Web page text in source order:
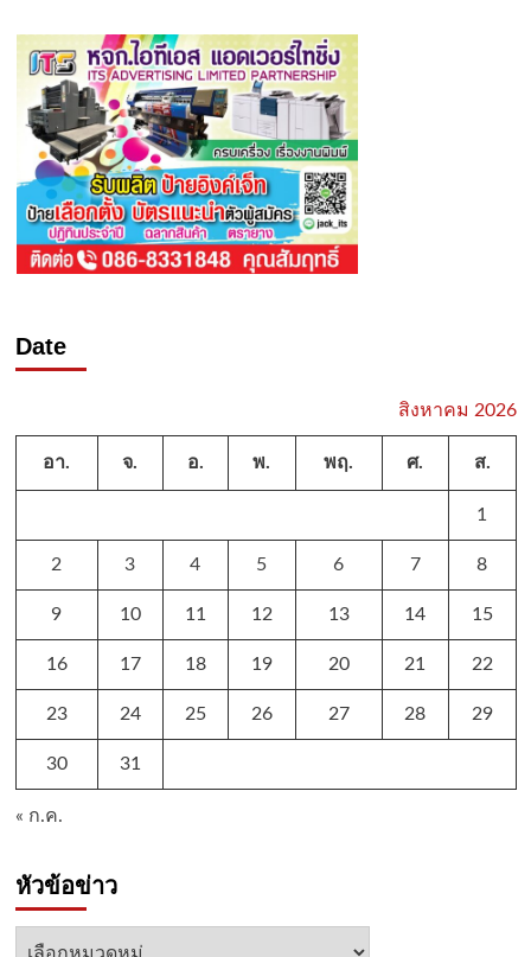
Date
สิงหาคม 2026
อา. จ. อ. พ. พฤ. ศ. ส.
1
2 3 4 5 6 7 8
9 10 11 12 13 14 15
16 17 18 19 20 21 22
23 24 25 26 27 28 29
30 31
« ก.ค.
หัวข้อข่าว
หัวข้อ